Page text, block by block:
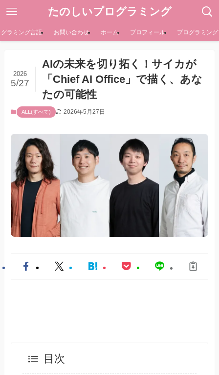
たのしいプログラミング
ラミング言語 お問い合わせ ホーム プロフィール プログラミン
AIの未来を切り拓く！サイカが
「Chief AI Office」で描く、あな
たの可能性
2026
5/27
ALL(すべて) 2026年5月27日
目次